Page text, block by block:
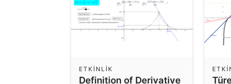
Definition of Derivative
ETKINLIK